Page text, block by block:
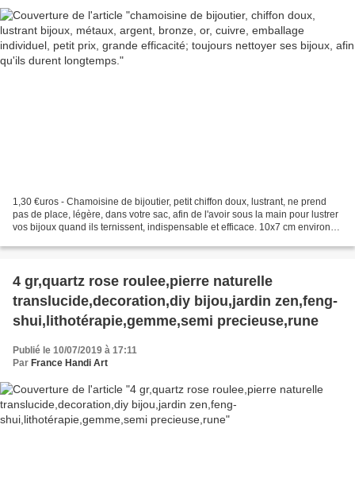
1,30 €uros - Chamoisine de bijoutier, petit chiffon doux, lustrant, ne prend
pas de place, légère, dans votre sac, afin de l'avoir sous la main pour lustrer
vos bijoux quand ils ternissent, indispensable et efficace. 10x7 cm environs,
4 gr,quartz rose roulee,pierre naturelle
translucide,decoration,diy bijou,jardin zen,feng-
shui,lithotérapie,gemme,semi precieuse,rune
Publié le 10/07/2019 à 17:11
Par France Handi Art